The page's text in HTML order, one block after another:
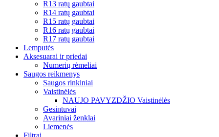
R13 ratų gaubtai
R14 ratų gaubtai
R15 ratų gaubtai
R16 ratų gaubtai
R17 ratų gaubtai
Lemputės
Aksesuarai ir priedai
Numerių rėmeliai
Saugos reikmenys
Saugos rinkiniai
Vaistinėlės
NAUJO PAVYZDŽIO Vaistinėlės
Gesintuvai
Avariniai ženklai
Liemenės
Filtrai